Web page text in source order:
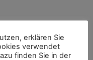
Alle Veranstaltungen
erklären Sie
verwendet
finden Sie in der